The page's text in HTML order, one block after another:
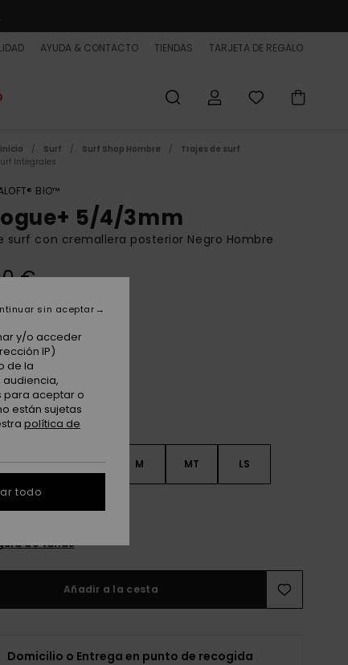
AYUDA & CONTACTO TIENDAS TARJETA DE REGALO
Surf Surf Shop Hombre
Trajes de surf
Integrales
BIO™
5/4/3mm
surf con cremallera posterior Negro Hombre
€
S MS M MT LS
de tallas
Añadir a la cesta
Domicilio o Entrega en punto de recogida
y/o acceder
IP)
de la
para aceptar o
están sujetas
política de
sin aceptar
todo